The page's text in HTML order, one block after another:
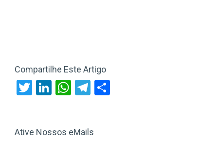
Compartilhe Este Artigo
Twitter
LinkedIn
WhatsApp
Telegram
Ative Nossos eMails